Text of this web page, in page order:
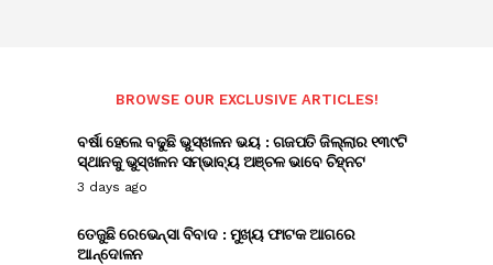
BROWSE OUR EXCLUSIVE ARTICLES!
ବର୍ଷା ହେଲେ ବଢୁଛି ଭୁସ୍ଖଳନ ଭୟ : ଗଜପତି ଜିଲ୍ଲାର ୧୩୯ଟି
ସ୍ଥାନକୁ ଭୁସ୍ଖଳନ ସମ୍ଭାବ୍ୟ ଅଞ୍ଚଳ ଭାବେ ଚିହ୍ନଟ
3 days ago
ତେଜୁଛି ରେଭେନ୍ସା ବିବାଦ : ମୁଖ୍ୟ ଫାଟକ ଆଗରେ
ଆନ୍ଦୋଳନ